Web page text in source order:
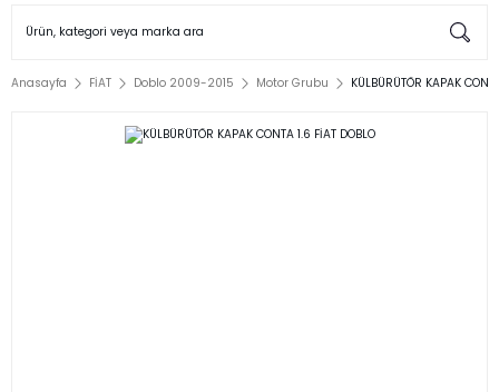
Anasayfa FİAT Doblo 2009-2015 Motor Grubu KÜLBÜRÜTÖR KAPAK